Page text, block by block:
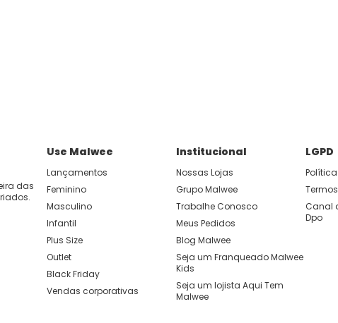
das
Use Malwee
Lançamentos
Feminino
Masculino
Infantil
Plus Size
Outlet
Black Friday
Vendas corporativas
Institucional
Nossas Lojas
Grupo Malwee
Trabalhe Conosco
Meus Pedidos
Blog Malwee
Seja um Franqueado Malwee
Kids
Seja um lojista Aqui Tem
Malwee
LGPD
Canal
Dpo